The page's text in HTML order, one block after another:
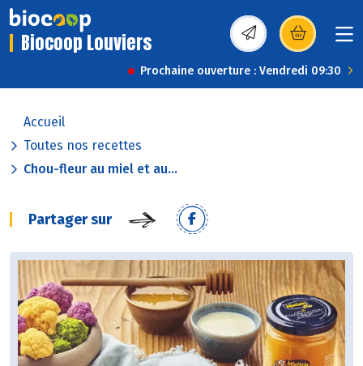
Biocoop Louviers (s’ouvre dans une
Prochaine ouverture : Vendredi 09:30
Accueil
Toutes nos recettes
Chou-fleur au miel et au...
Partager sur